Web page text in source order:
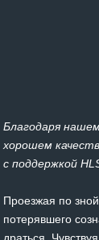
Благодаря
хорошем
с поддержкой
Проезжая по
потерявшего